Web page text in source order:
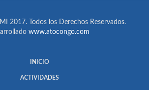
2017. Todos los Derechos Reservados.
www.atocongo.com
INICIO
ACTIVIDADES